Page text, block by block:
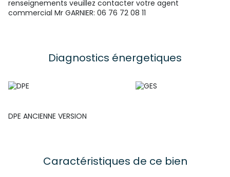
renseignements veuillez contacter votre agent
commercial Mr GARNIER: 06 76 72 08 11
Diagnostics énergetiques
DPE ANCIENNE VERSION
Caractéristiques de ce bien